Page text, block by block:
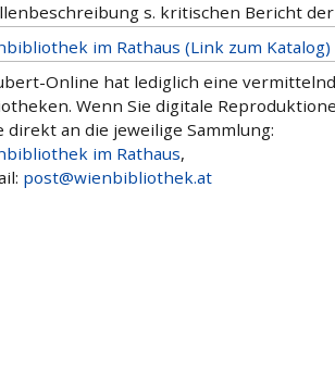
s. kritischen Bericht
im Rathaus (Link zum Katalog)
Online hat lediglich eine
Wenn Sie digitale
direkt an die jeweilige Sammlung:
im Rathaus,
post@wienbibliothek.at